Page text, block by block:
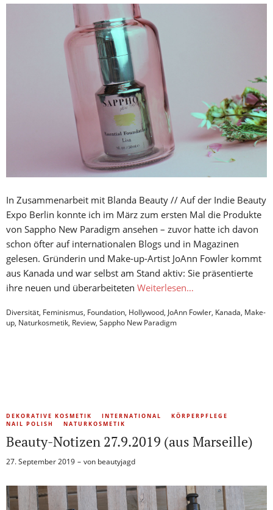
In Zusammenarbeit mit Blanda Beauty // Auf der Indie Beauty
Expo Berlin konnte ich im März zum ersten Mal die Produkte
von Sappho New Paradigm ansehen – zuvor hatte ich davon
schon öfter auf internationalen Blogs und in Magazinen
gelesen. Gründerin und Make-up-Artist JoAnn Fowler kommt
aus Kanada und war selbst am Stand aktiv: Sie präsentierte
ihre neuen und überarbeiteten Weiterlesen…
Diversität, Feminismus, Foundation, Hollywood, JoAnn Fowler, Kanada, Make-
up, Naturkosmetik, Review, Sappho New Paradigm
DEKORATIVE KOSMETIK INTERNATIONAL
KÖRPERPFLEGE
NAIL POLISH
NATURKOSMETIK
Beauty-Notizen 27.9.2019 (aus Marseille)
27. September 2019 von beautyjagd